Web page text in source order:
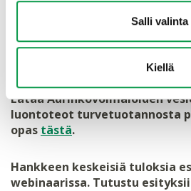
Salli valinta
Kiellä
Nyt energiaturpeen kysyntä
turvetuotannosta poistuvia
käyttöön. Aurinkovoimalat ovat
varteenotettava vaihtoehto.
Lataa Aurinkovoimaloiden
luontoteot turvetuotannosta
opas tästä.
Hankkeen keskeisiä tuloksia
webinaarissa. Tutustu